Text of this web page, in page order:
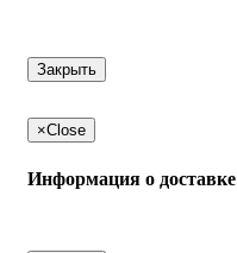
Закрыть
×Close
Информация о доставке